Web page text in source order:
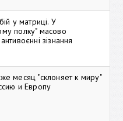
у матриці. У
полку" масово
зізнання
месяц "склоняет к миру"
и Европу